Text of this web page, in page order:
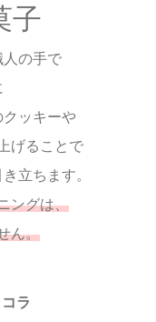
子
人の手で
ッキーや
げることで
立ちます。
ングは、
ん。
ラ